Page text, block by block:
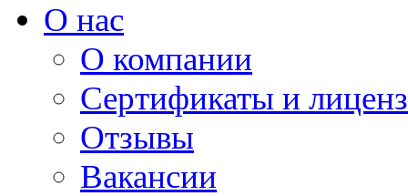
О нас
О компании
Сертификаты и
Отзывы
Вакансии